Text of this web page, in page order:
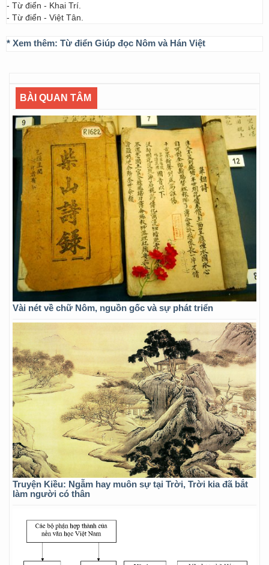
- Từ điển - Khai Trí.
- Từ điển - Việt Tân.
* Xem thêm: Từ điển Giúp đọc Nôm và Hán Việt
BÀI QUAN TÂM
Vài nét về chữ Nôm, nguồn gốc và sự phát triển
Truyện Kiều: Ngẫm hay muôn sự tại Trời, Trời kia đã bắt
làm người có thân